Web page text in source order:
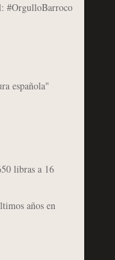
#OrgulloBarroco
española"
libras a 16
años en